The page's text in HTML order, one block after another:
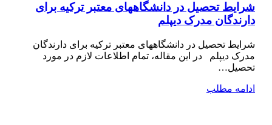
شرایط تحصیل در دانشگاههای معتبر ترکیه برای
دارندگان مدرک دیپلم
شرایط تحصیل در دانشگاههای معتبر ترکیه برای دارندگان
مدرک دیپلم در این مقاله، تمام اطلاعات لازم در مورد
تحصیل…
ادامه مطلب